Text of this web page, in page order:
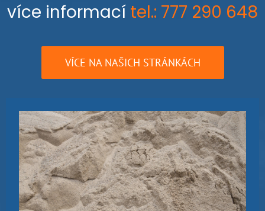
více informací tel.: 777 290 648
VÍCE NA NAŠICH STRÁNKÁCH